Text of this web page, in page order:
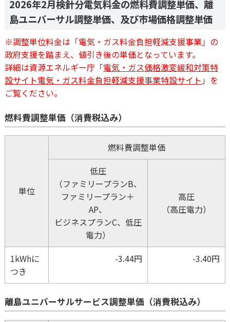
2026年2月検針分電気料金の燃料費調整単価、離
島ユニバーサル調整単価、及び市場価格調整単価
※調整単位料金は「電気・ガス料金負担軽減支援事業」の
政府支援を踏まえ、値引き後の単価となっています。
詳細は資源エネルギー庁「電気・ガス価格激変緩和対策特
設サイト電気・ガス料金負担軽減支援事業特設サイト 」を
ご覧ください。
燃料費調整単価（消費税込み）
単位
燃料費調整単価
低圧
（ファミリープランB、
ファミリープラン＋
AP、
ビジネスプランC、低圧
電力）
高圧
（高圧電力）
1kWhに
つき
-3.44円 -3.40円
離島ユニバーサルサービス調整単価（消費税込み）